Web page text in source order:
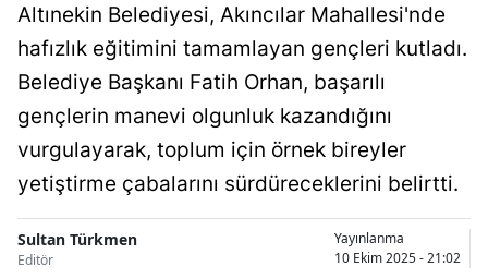
Aydın
Balıkesir
Bilecik
Bingöl
Bitlis
Bolu
Altınekin Belediyesi, Akıncılar Mahallesi'nde
hafızlık eğitimini tamamlayan gençleri kutladı.
Belediye Başkanı Fatih Orhan, başarılı
gençlerin manevi olgunluk kazandığını
vurgulayarak, toplum için örnek bireyler
yetiştirme çabalarını sürdüreceklerini belirtti.
Sultan Türkmen
Editör
Yayınlanma
10 Ekim 2025 - 21:02